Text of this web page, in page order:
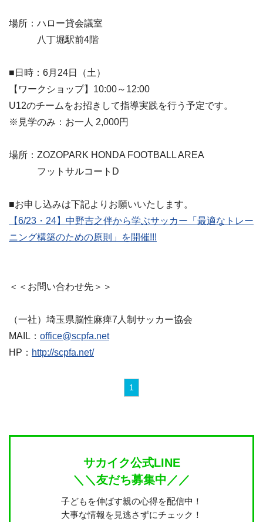
場所：ハロー貸会議室
八丁堀駅前4階
■日時：6月24日（土）
【ワークショップ】10:00～12:00
U12のチームをお招きして指導実践を行う予定です。
※見学のみ：お一人 2,000円
場所：ZOZOPARK HONDA FOOTBALL AREA
フットサルコートD
■お申し込みは下記よりお願いいたします。
【6/23・24】中野吉之伴から学ぶサッカー「最適なトレー
ニング構築のための原則」を開催!!!
＜＜お問い合わせ先＞＞
（一社）埼玉県脳性麻痺7人制サッカー協会
MAIL： office@scpfa.net
HP： http://scpfa.net/
1
サカイク公式LINE
＼＼友だち募集中／／
子どもを伸ばす親の心得を配信中！
大事な情報を見逃さずにチェック！